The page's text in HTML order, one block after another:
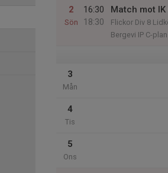
2
Sön
16:30
18:30
Match mot
Flickor Div 8
Bergevi IP C-plan
3
Mån
4
Tis
5
Ons